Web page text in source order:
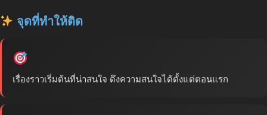
จุดที่ทำให้ติด
เรื่องราวเริ่มต้นที่น่าสนใจ ดึงความสนใจได้ตั้งแต่ตอนแรก